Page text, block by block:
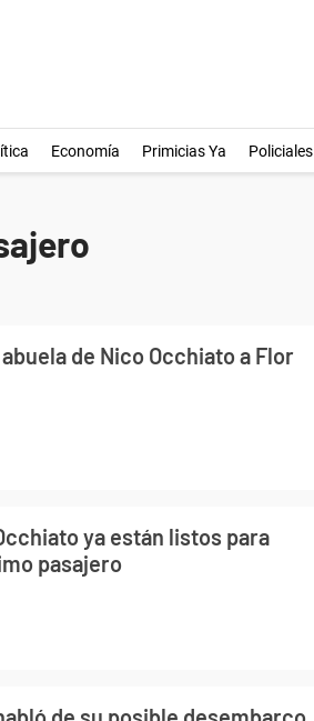
Economía Primicias Ya Policiales
de Nico Occhiato a Flor
ya están listos para
pasajero